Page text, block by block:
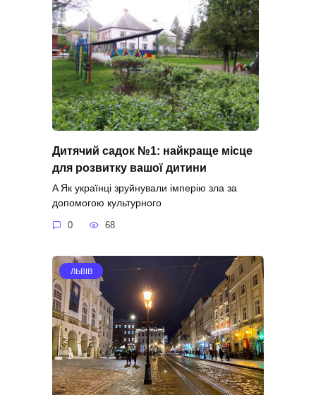
Дитячий садок №1: найкраще місце
для розвитку вашої дитини
A Як українці зруйнували імперію зла за
допомогою культурного
0 68
ЛЬВІВ